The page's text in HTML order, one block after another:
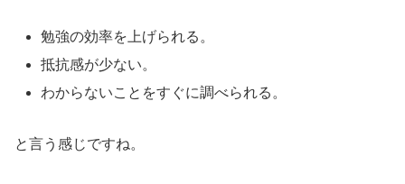
勉強の効率を上げられる。
抵抗感が少ない。
わからないことをすぐに調べられる。
と言う感じですね。